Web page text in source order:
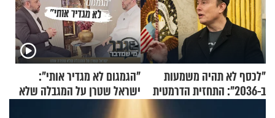
"לכסף לא תהיה משמעות
ב-2036": התחזית הדרמטית
"הגמגום לא מגדיר אותי":
ישראל שטרן על המגבלה שלא
עוצרת אותו